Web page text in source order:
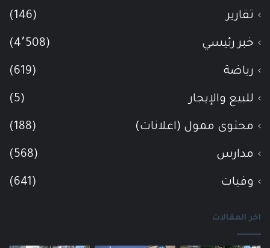
تقارير (146)
خبر رئيسي (4٬508)
رياضة (619)
للبيع والإيجار (5)
محتوى ممول (اعلانات) (188)
مدارس (568)
وفيات (641)
اخر المقالات